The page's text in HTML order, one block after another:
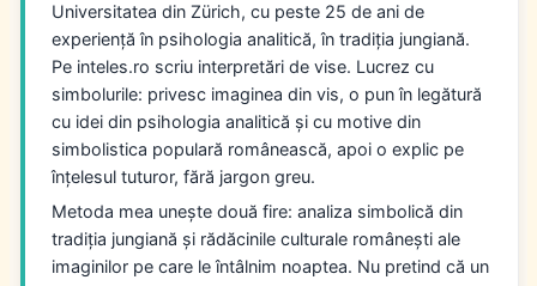
Universitatea din Zürich, cu peste 25 de ani de
experiență în psihologia analitică, în tradiția jungiană.
Pe inteles.ro scriu interpretări de vise. Lucrez cu
simbolurile: privesc imaginea din vis, o pun în legătură
cu idei din psihologia analitică și cu motive din
simbolistica populară românească, apoi o explic pe
înțelesul tuturor, fără jargon greu.
Metoda mea unește două fire: analiza simbolică din
tradiția jungiană și rădăcinile culturale românești ale
imaginilor pe care le întâlnim noaptea. Nu pretind că un